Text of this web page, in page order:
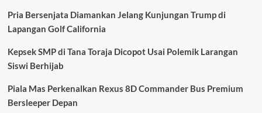
Pria Bersenjata Diamankan Jelang Kunjungan Trump di
Lapangan Golf California
Kepsek SMP di Tana Toraja Dicopot Usai Polemik Larangan
Siswi Berhijab
Piala Mas Perkenalkan Rexus 8D Commander Bus Premium
Bersleeper Depan